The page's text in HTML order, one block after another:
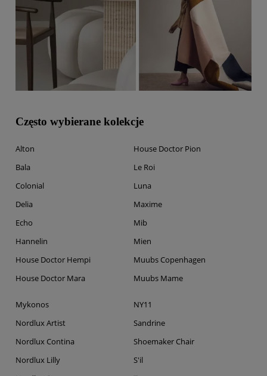
Często wybierane kolekcje
Alton
Bala
Colonial
Delia
Echo
Hannelin
House Doctor Hempi
House Doctor Mara
House Doctor Pion
Le Roi
Luna
Maxime
Mib
Mien
Muubs Copenhagen
Muubs Mame
Mykonos
Nordlux Artist
Nordlux Contina
Nordlux Lilly
NY11
Sandrine
Shoemaker Chair
S'il